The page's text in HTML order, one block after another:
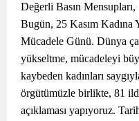
Değerli Basın Mensupları,
Bugün, 25 Kasım Kadına
Mücadele Günü. Dünya
yükseltme, mücadeleyi
kaybeden kadınları
örgütümüzle birlikte, 81
açıklaması yapıyoruz.